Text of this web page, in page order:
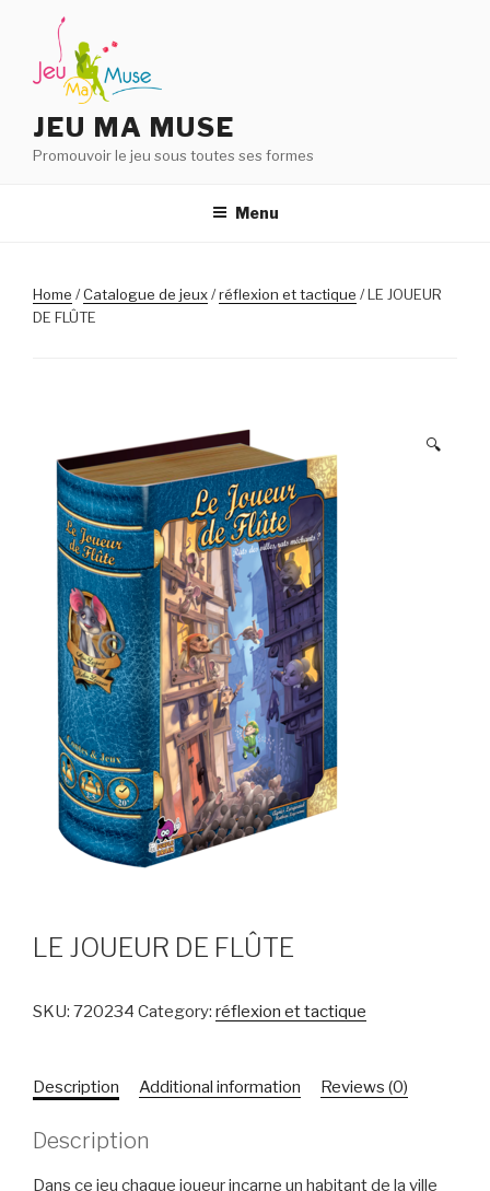
contenu
principal
JEU MA MUSE
Promouvoir le jeu sous toutes ses formes
Menu
Home /Catalogue de jeux/réflexion et tactique / LE JOUEUR
DE FLÛTE
🔍
LE JOUEUR DE FLÛTE
SKU: 720234 Category: réflexion et tactique
Description Additional information Reviews (0)
Description
Dans ce jeu chaque joueur incarne un habitant de la ville